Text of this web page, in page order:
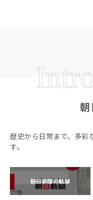
歴史から日常まで、多彩
す。
朝日新聞の軌跡